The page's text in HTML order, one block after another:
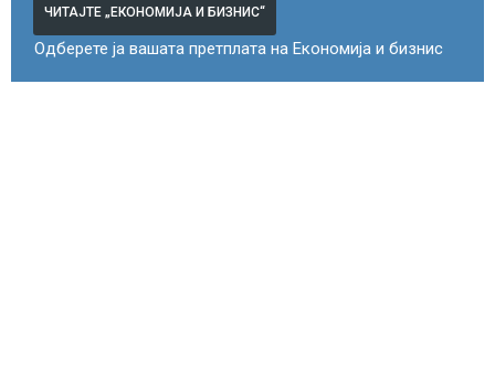
ЧИТАЈТЕ „ЕКОНОМИЈА И БИЗНИС“
Одберете ја вашата претплата на Економија и бизнис